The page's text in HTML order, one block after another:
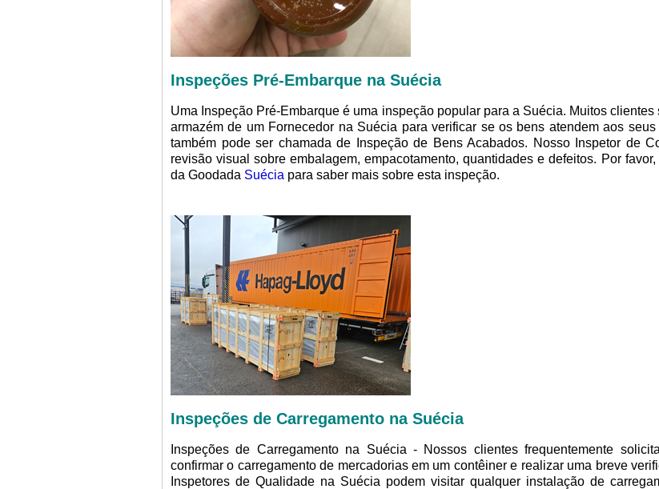
Inspeções Pré-Embarque na Suécia
Uma Inspeção Pré-Embarque é uma inspeção popular para a Suécia. Muitos
armazém de um Fornecedor na Suécia para verificar se os bens atendem aos
também pode ser chamada de Inspeção de Bens Acabados. Nosso Inspetor de
revisão visual sobre embalagem, empacotamento, quantidades e defeitos. Por
da Goodada Suécia para saber mais sobre esta inspeção.
Inspeções de Carregamento na Suécia
Inspeções de Carregamento na Suécia - Nossos clientes frequentemente
confirmar o carregamento de mercadorias em um contêiner e realizar uma breve
Inspetores de Qualidade na Suécia podem visitar qualquer instalação de